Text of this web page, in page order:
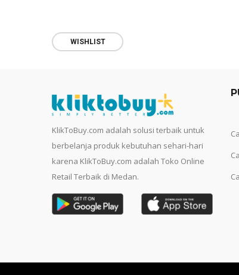
WISHLIST
KlikToBuy.com adalah solusi terbaik untuk
berbelanja produk kebutuhan sehari-hari
karena KlikToBuy.com adalah Toko Online
Retail Terbaik di Medan.